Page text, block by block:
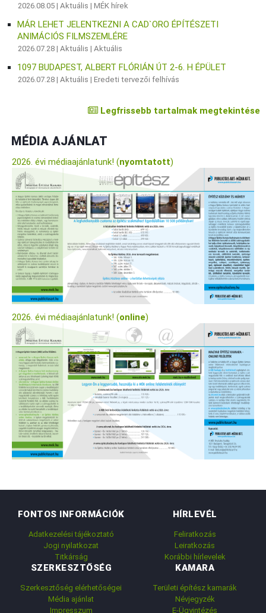
2026.08.05 |Aktuális |MÉK hírek
MÁR LEHET JELENTKEZNI A CAD`ORO ÉPÍTÉSZETI
ANIMÁCIÓS FILMSZEMLÉRE
2026.07.28 |Aktuális |Aktuális
1097 BUDAPEST, ALBERT FLÓRIÁN ÚT 2-6. H ÉPÜLET
2026.07.28 |Aktuális |Eredeti tervezői felhívás
Legfrissebb tartalmak megtekintése
MÉDIA AJÁNLAT
2026. évi médiaajánlatunk! (nyomtatott)
2026. évi médiaajánlatunk! (online)
FONTOS INFORMÁCIÓK
Adatkezelési tájékoztató
Jogi nyilatkozat
Titkárság
HÍRLEVÉL
Feliratkozás
Leiratkozás
Korábbi hírlevelek
SZERKESZTŐSÉG
Szerkesztőség elérhetőségei
Média ajánlat
Impresszum
KAMARA
Területi építész kamarák
Névjegyzék
E-Ügyintézés